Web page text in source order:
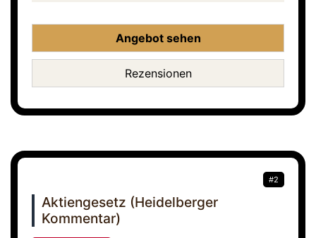
Angebot sehen
Rezensionen
#2
Aktiengesetz (Heidelberger
Kommentar)